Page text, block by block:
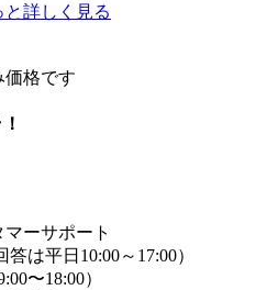
詳しく見る
格です
ーサポート
答は平日10:00～17:00）
〜18:00）